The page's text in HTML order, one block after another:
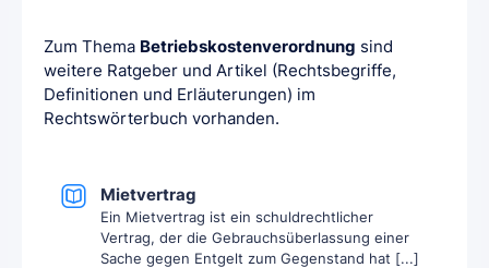
Zum Thema Betriebskostenverordnung sind
weitere Ratgeber und Artikel (Rechtsbegriffe,
Definitionen und Erläuterungen) im
Rechtswörterbuch vorhanden.
Mietvertrag
Ein Mietvertrag ist ein schuldrechtlicher
Vertrag, der die Gebrauchsüberlassung einer
Sache gegen Entgelt zum Gegenstand hat [...]